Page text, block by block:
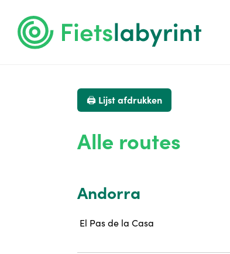
🖨️ Lijst afdrukken
Alle routes
Andorra
El Pas de la Casa